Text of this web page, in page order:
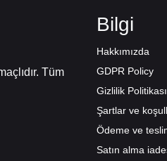
Tüm
Bilgi
Hakkımızda
GDPR Policy
Gizlilik Politikası
Şartlar ve
Ödeme ve
Satın alma